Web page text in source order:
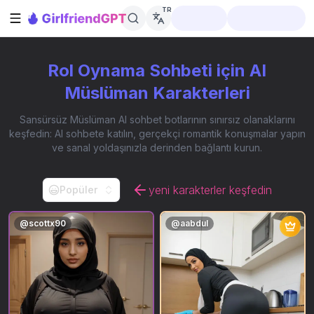
Kenar çubuğunu aç
TR
Rol Oynama Sohbeti için AI
Müslüman Karakterleri
Sansürsüz Müslüman AI sohbet botlarının sınırsız olanaklarını
keşfedin: AI sohbete katılın, gerçekçi romantik konuşmalar yapın
ve sanal yoldaşınızla derinden bağlantı kurun.
Popüler yeni karakterler keşfedin
@scottx90 @aabdul